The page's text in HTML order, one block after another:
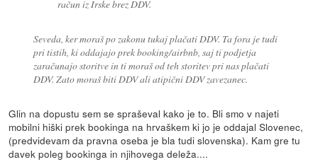
račun iz Irske brez DDV.
Seveda, ker moraš po zakonu tukaj plačati DDV. Ta fora je tudi
pri tistih, ki oddajajo prek booking/airbnb, saj ti podjetja
zaračunajo storitve in ti moraš od teh storitev pri nas plačati
DDV. Zato moraš biti DDV ali atipični DDV zavezanec.
Glin na dopustu sem se spraševal kako je to. Bli smo v najeti
mobilni hiški prek bookinga na hrvaškem ki jo je oddajal Slovenec,
(predvidevam da pravna oseba je bla tudi slovenska). Kam gre tu
davek poleg bookinga in njihovega deleža....